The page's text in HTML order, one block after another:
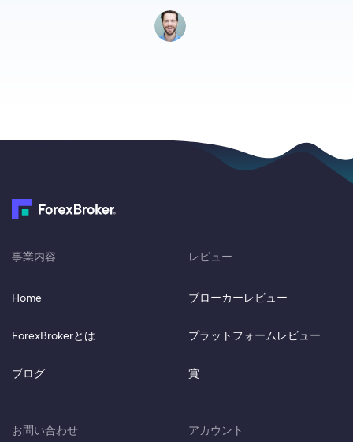
事業内容
Home
ForexBrokerとは
ブログ
レビュー
ブローカーレビュー
プラットフォームレビュー
賞
お問い合わせ アカウント